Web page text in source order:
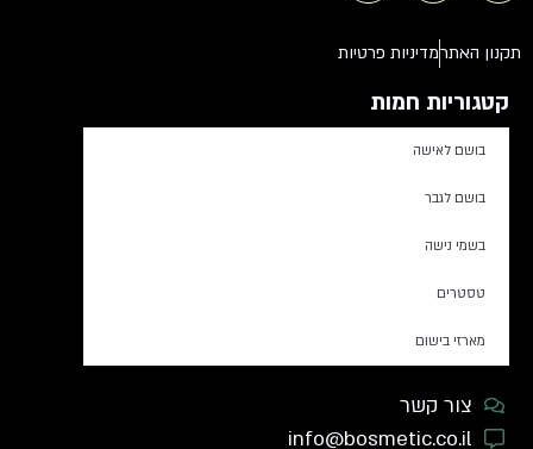
תקנון האתרמדיניות פרטיות
קטגוריות חמות
בושם לאישה
בושם לגבר
בשמי נישה
טסטרים
מארזי בישום
צור קשר
info@bosmetic.co.il